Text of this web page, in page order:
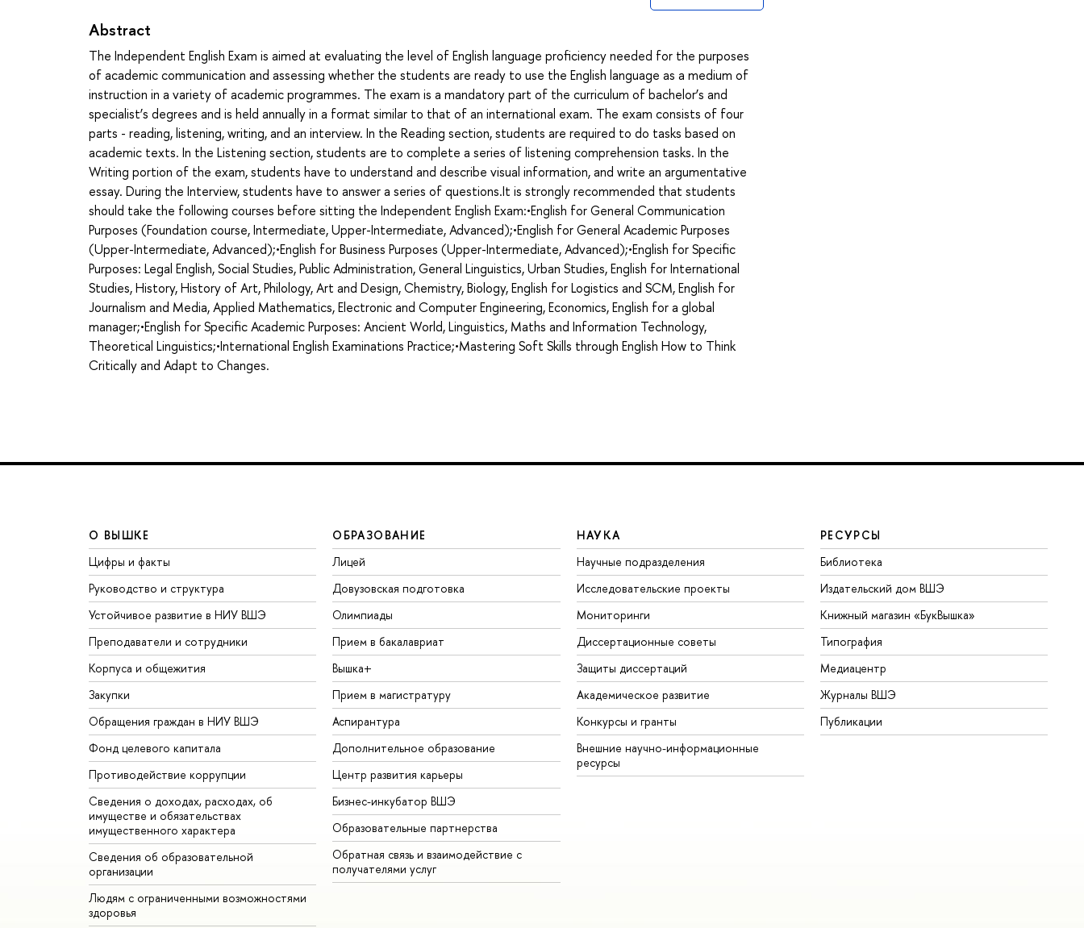
Abstract
The Independent English Exam is aimed at evaluating the level of English language proficiency needed for the purposes
of academic communication and assessing whether the students are ready to use the English language as a medium of
instruction in a variety of academic programmes. The exam is a mandatory part of the curriculum of bachelor’s and
specialist’s degrees and is held annually in a format similar to that of an international exam. The exam consists of four
parts - reading, listening, writing, and an interview. In the Reading section, students are required to do tasks based on
academic texts. In the Listening section, students are to complete a series of listening comprehension tasks. In the
Writing portion of the exam, students have to understand and describe visual information, and write an argumentative
essay. During the Interview, students have to answer a series of questions.It is strongly recommended that students
should take the following courses before sitting the Independent English Exam:•English for General Communication
Purposes (Foundation course, Intermediate, Upper-Intermediate, Advanced);•English for General Academic Purposes
(Upper-Intermediate, Advanced);•English for Business Purposes (Upper-Intermediate, Advanced);•English for Specific
Purposes: Legal English, Social Studies, Public Administration, General Linguistics, Urban Studies, English for International
Studies, History, History of Art, Philology, Art and Design, Chemistry, Biology, English for Logistics and SCM, English for
Journalism and Media, Applied Mathematics, Electronic and Computer Engineering, Economics, English for a global
manager;•English for Specific Academic Purposes: Ancient World, Linguistics, Maths and Information Technology,
Theoretical Linguistics;•International English Examinations Practice;•Mastering Soft Skills through English How to Think
Critically and Adapt to Changes.
О ВЫШКЕ
Цифры и факты
Руководство и структура
Устойчивое развитие в НИУ ВШЭ
Преподаватели и сотрудники
Корпуса и общежития
Закупки
Обращения граждан в НИУ ВШЭ
Фонд целевого капитала
Противодействие коррупции
Сведения о доходах, расходах, об
имуществе и обязательствах
имущественного характера
Сведения об образовательной
организации
Людям с ограниченными возможностями
здоровья
ОБРАЗОВАНИЕ
Лицей
Довузовская подготовка
Олимпиады
Прием в бакалавриат
Вышка+
Прием в магистратуру
Аспирантура
Дополнительное образование
Центр развития карьеры
Бизнес-инкубатор ВШЭ
Образовательные партнерства
Обратная связь и взаимодействие с
получателями услуг
НАУКА
Научные подразделения
Исследовательские проекты
Мониторинги
Диссертационные советы
Защиты диссертаций
Академическое развитие
Конкурсы и гранты
Внешние научно-информационные
ресурсы
РЕСУРСЫ
Библиотека
Издательский дом ВШЭ
Книжный магазин «БукВышка»
Типография
Медиацентр
Журналы ВШЭ
Публикации